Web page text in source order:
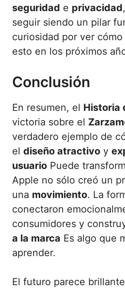
seguridad e privacidad
seguir siendo un pilar
curiosidad por ver
esto en los próximos
Conclusión
En resumen, el Historia
victoria sobre el
verdadero ejemplo de
el diseño atractivo y
usuario Puede
Apple no sólo creó un
una movimiento. La
conectaron
consumidores y
a la marca Es algo que
aprender.
El futuro parece